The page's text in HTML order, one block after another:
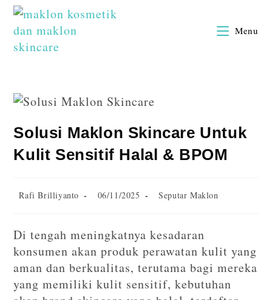
Menu
Solusi Maklon Skincare Untuk
Kulit Sensitif Halal & BPOM
Rafi Brilliyanto 06/11/2025 Seputar Maklon
Di tengah meningkatnya kesadaran
konsumen akan produk perawatan kulit yang
aman dan berkualitas, terutama bagi mereka
yang memiliki kulit sensitif, kebutuhan